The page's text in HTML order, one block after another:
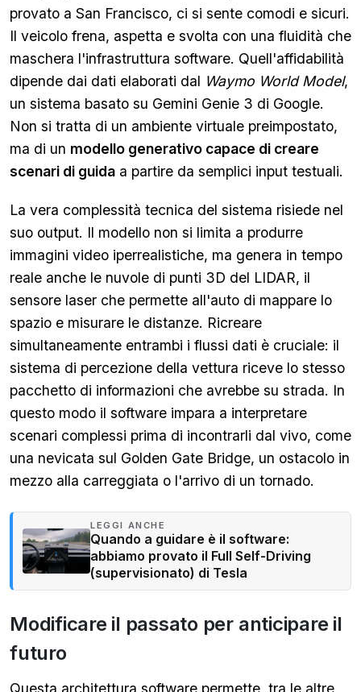
provato a San Francisco, ci si sente comodi e sicuri.
Il veicolo frena, aspetta e svolta con una fluidità che
maschera l'infrastruttura software. Quell'affidabilità
dipende dai dati elaborati dal Waymo World Model,
un sistema basato su Gemini Genie 3 di Google.
Non si tratta di un ambiente virtuale preimpostato,
ma di un modello generativo capace di creare
scenari di guida a partire da semplici input testuali.
La vera complessità tecnica del sistema risiede nel
suo output. Il modello non si limita a produrre
immagini video iperrealistiche, ma genera in tempo
reale anche le nuvole di punti 3D del LIDAR, il
sensore laser che permette all'auto di mappare lo
spazio e misurare le distanze. Ricreare
simultaneamente entrambi i flussi dati è cruciale: il
sistema di percezione della vettura riceve lo stesso
pacchetto di informazioni che avrebbe su strada. In
questo modo il software impara a interpretare
scenari complessi prima di incontrarli dal vivo, come
una nevicata sul Golden Gate Bridge, un ostacolo in
mezzo alla carreggiata o l'arrivo di un tornado.
LEGGI ANCHE
Quando a guidare è il software:
abbiamo provato il Full Self-Driving
(supervisionato) di Tesla
Modificare il passato per anticipare il
futuro
Questa architettura software permette, tra le altre